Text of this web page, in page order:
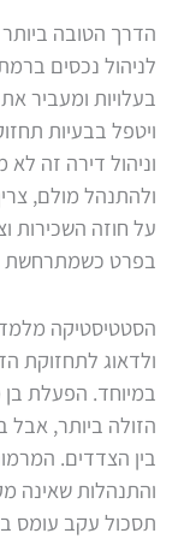
הדרך הטובה
לניהול נכסים
בעלויות ומעביר
ויטפל בבעיות
וניהול דירה זה
ולהתנהל מולם,
על חוזה השכירות
בפרט כשמתרחשת
הסטטיסטיקה
ולדאוג לתחזוקת
במיוחד. הפעלת
הזולה ביותר,
בין הצדדים.
והתנהלות שאינה
תסכול עקב עומס